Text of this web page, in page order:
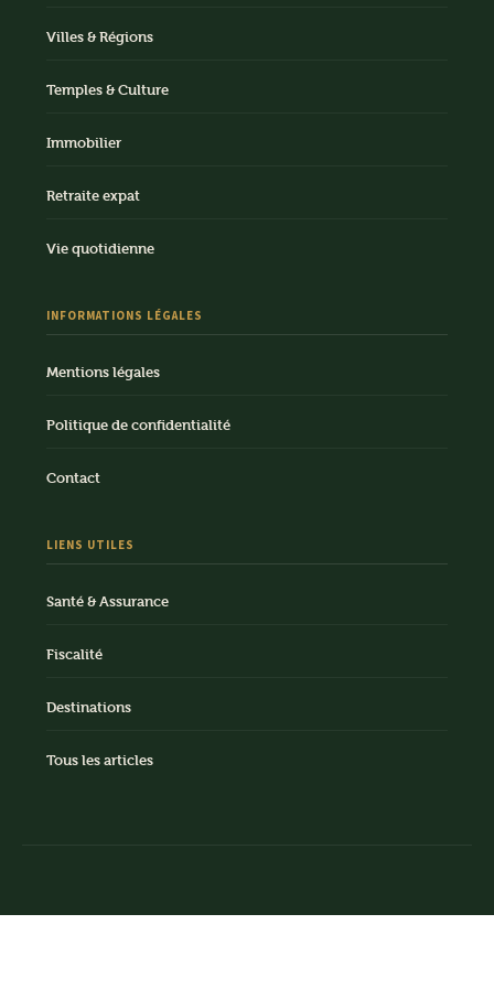
Villes & Régions
Temples & Culture
Immobilier
Retraite expat
Vie quotidienne
INFORMATIONS LÉGALES
Mentions légales
Politique de confidentialité
Contact
LIENS UTILES
Santé & Assurance
Fiscalité
Destinations
Tous les articles